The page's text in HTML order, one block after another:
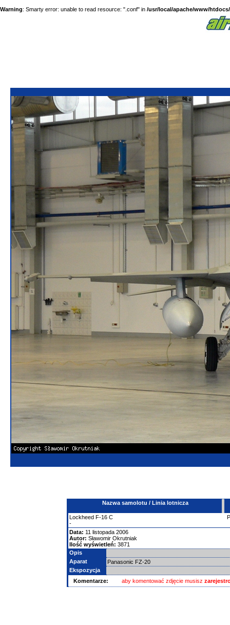
Warning: Smarty error: unable to read resource: ".conf" in /usr/local/apache/www/
Nazwa samolotu / Linia lotnicza
Lockheed F-16 C
-
Data: 11 listopada 2006
Autor: Sławomir Okrutniak
Ilość wyświetleń: 3871
Opis
Aparat
Panasonic FZ-20
Ekspozycja
Komentarze:
aby komentować zdjęcie musisz